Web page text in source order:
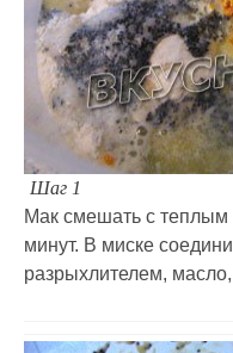
Шаг 1
Мак смешать с теплым
минут. В миске
разрыхлителем,